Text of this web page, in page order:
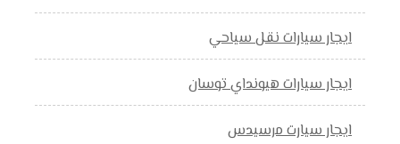
ايجار سيارات نقل سياحي
ايجار سيارات هيونداي توسان
ايجار سيارت مرسيدس